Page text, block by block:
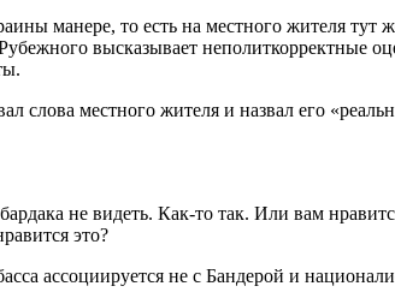
манере, то есть на местного жителя тут
высказывает неполиткорректные
слова местного жителя и назвал его
не видеть. Как-то так. Или вам
это?
ассоциируется не с Бандерой и